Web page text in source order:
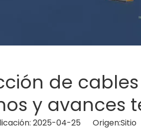
de
y avances
2025-04-25 Origen:Sitio